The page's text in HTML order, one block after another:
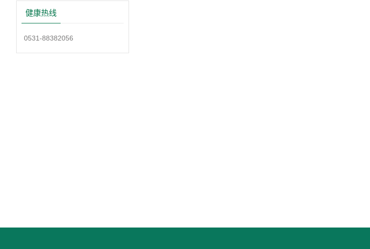
健康热线
0531-88382056